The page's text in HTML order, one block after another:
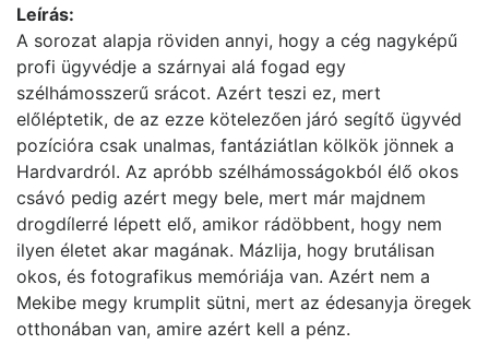
Leírás:
A sorozat alapja röviden annyi, hogy a cég nagyképű
profi ügyvédje a szárnyai alá fogad egy
szélhámosszerű srácot. Azért teszi ez, mert
előléptetik, de az ezze kötelezően járó segítő ügyvéd
pozícióra csak unalmas, fantáziátlan kölkök jönnek a
Hardvardról. Az apróbb szélhámosságokból élő okos
csávó pedig azért megy bele, mert már majdnem
drogdílerré lépett elő, amikor rádöbbent, hogy nem
ilyen életet akar magának. Mázlija, hogy brutálisan
okos, és fotografikus memóriája van. Azért nem a
Mekibe megy krumplit sütni, mert az édesanyja öregek
otthonában van, amire azért kell a pénz.